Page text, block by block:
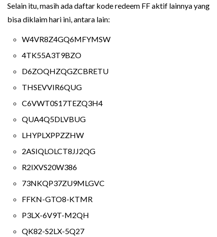
Selain itu, masih ada daftar kode redeem FF aktif lainnya yang
bisa diklaim hari ini, antara lain:
W4VR8Z4GQ6MFYMSW
4TK55A3T9BZO
D6ZOQHZQGZCBRETU
THSEVVIR6QUG
C6VWT0S17TEZQ3H4
QUA4Q5DLVBUG
LHYPLXPPZZHW
2ASIQLOLCT8JJ2QG
R2IXVS20W386
73NKQP37ZU9MLGVC
FFKN-GTO8-KTMR
P3LX-6V9T-M2QH
QK82-S2LX-5Q27